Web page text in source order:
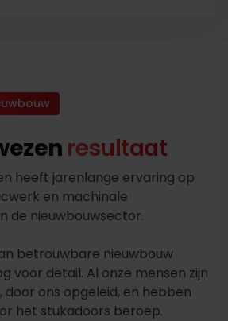
resultaat
heeft jarenlange ervaring op
en machinale
de nieuwbouwsector.
betrouwbare nieuwbouw
voor detail. Al onze mensen zijn
ons opgeleid, en hebben
het stukadoors beroep.